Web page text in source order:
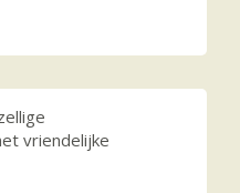
vriendelijke